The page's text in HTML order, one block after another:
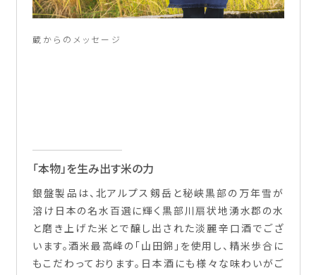
蔵からのメッセージ
「本物」を生み出す米の力
銀盤製品は、北アルプス剱岳と秘峡黒部の万年雪が
溶け日本の名水百選に輝く黒部川扇状地湧水郡の水
と磨き上げた米とで醸し出された淡麗辛口酒でござ
います。酒米最高峰の「山田錦」を使用し、精米歩合に
もこだわっております。日本酒にも様々な味わいがご